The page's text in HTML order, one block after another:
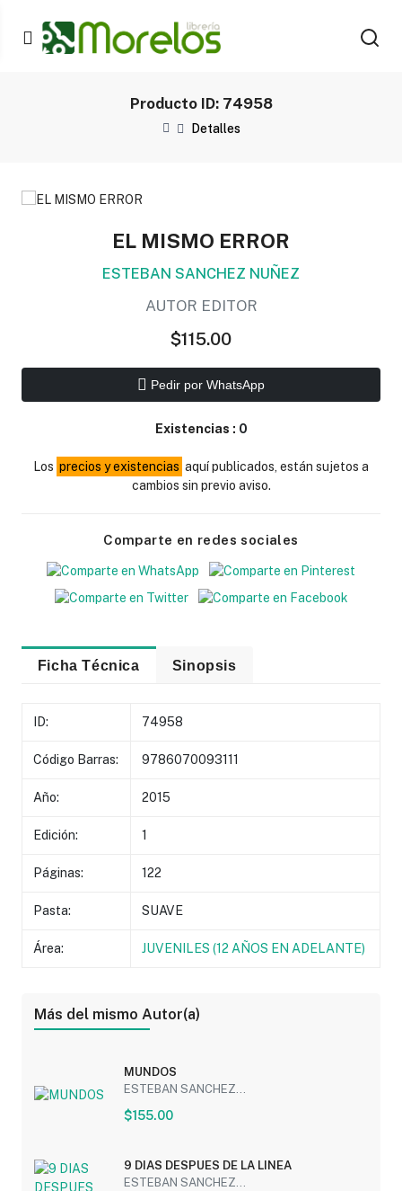
Producto ID: 74958
Detalles
EL MISMO ERROR
ESTEBAN SANCHEZ NUÑEZ
AUTOR EDITOR
$115.00
Pedir por WhatsApp
Existencias : 0
Los precios y existencias aquí publicados, están sujetos a
cambios sin previo aviso.
Comparte en redes sociales
Ficha Técnica Sinopsis
ID: 74958
Código Barras: 9786070093111
Año: 2015
Edición: 1
Páginas: 122
Pasta: SUAVE
Área: JUVENILES (12 AÑOS EN ADELANTE)
Más del mismo Autor(a)
MUNDOS
ESTEBAN SANCHEZ...
$155.00
9 DIAS DESPUES DE LA LINEA
ESTEBAN SANCHEZ...